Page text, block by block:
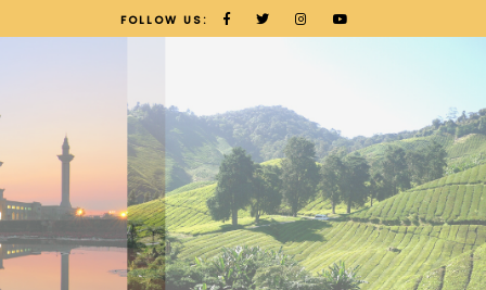
FOLLOW US: